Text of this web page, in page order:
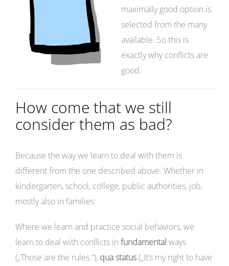
maximally good option is
selected from the many
available. So this is
exactly why conflicts are
good.
How come that we still
consider them as bad?
Because the way we learn to deal with them is
different from the one described above. Whether in
kindergarten, school, college, public authorities, job,
mostly also in families:
Where we learn and practice social behaviors, we
learn to deal with conflicts in fundamental ways
(„Those are the rules.“), qua status(„It’s my right to have